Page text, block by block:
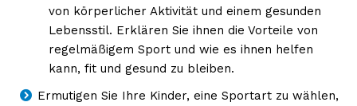
von körperlicher Aktivität und einem gesunden
Lebensstil. Erklären Sie ihnen die Vorteile von
regelmäßigem Sport und wie es ihnen helfen
kann, fit und gesund zu bleiben.
Ermutigen Sie Ihre Kinder, eine Sportart zu wählen,